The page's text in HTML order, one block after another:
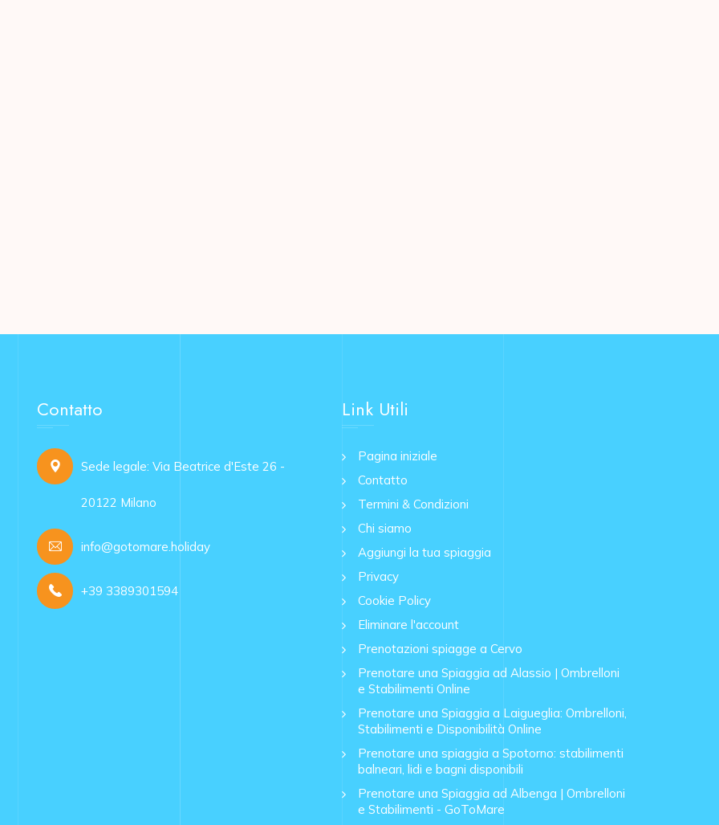
Contatto
Sede legale: Via Beatrice d'Este 26 -
20122 Milano
info@gotomare.holiday
+39 3389301594
Link Utili
Pagina iniziale
Contatto
Termini & Condizioni
Chi siamo
Aggiungi la tua spiaggia
Privacy
Cookie Policy
Eliminare l'account
Prenotazioni spiagge a Cervo
Prenotare una Spiaggia ad Alassio | Ombrelloni
e Stabilimenti Online
Prenotare una Spiaggia a Laigueglia: Ombrelloni,
Stabilimenti e Disponibilità Online
Prenotare una spiaggia a Spotorno: stabilimenti
balneari, lidi e bagni disponibili
Prenotare una Spiaggia ad Albenga | Ombrelloni
e Stabilimenti - GoToMare